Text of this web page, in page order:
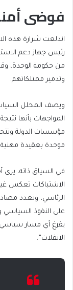
فوضى
اندلعت شرارة هذه
رئيس جهاز دعم
من حكومة الوحدة،
وتدمير ممتلكاتهم.
ويصف المحلل
المواجهات بأنها
مؤسسات الدولة
موحدة بعقيدة
في السياق ذاته، يرى
الاشتباكات تعكس
الرئاسي، وتعدد
على النفوذ السياسي
يفرغ أي مسار سياسي
الانفلات”.